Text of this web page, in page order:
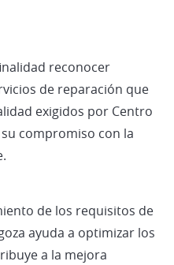
reconocer
de reparación que
exigidos por Centro
compromiso con la
de los requisitos de
ayuda a optimizar los
a la mejora